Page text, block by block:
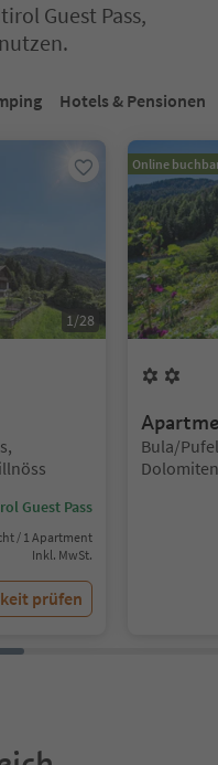
Guest Pass,
Hotels & Pensionen
1/28
Guest Pass
/ 1 Apartment
Inkl. MwSt.
prüfen
Online
Standort:
Bula/